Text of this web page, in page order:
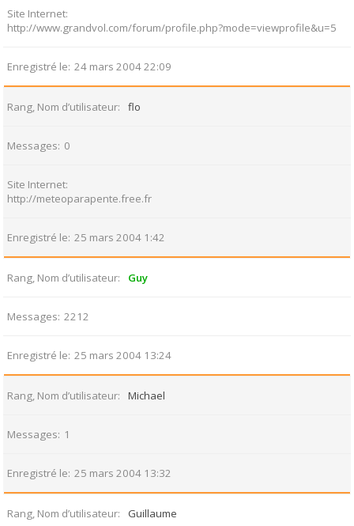
Site Internet
http://www.grandvol.com/forum/profile.php?mode=viewprofile&u=5
Enregistré le 24 mars 2004 22:09
Rang, Nom d’utilisateur flo
Messages 0
Site Internet
http://meteoparapente.free.fr
Enregistré le 25 mars 2004 1:42
Rang, Nom d’utilisateur Guy
Messages 2212
Enregistré le 25 mars 2004 13:24
Rang, Nom d’utilisateur Michael
Messages 1
Enregistré le 25 mars 2004 13:32
Rang, Nom d’utilisateur Guillaume